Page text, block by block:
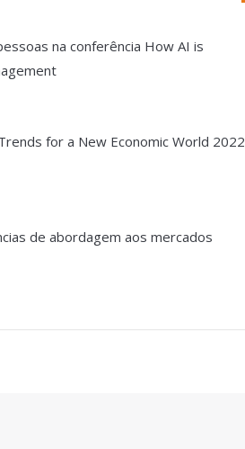
na conferência How AI is
for a New Economic World 2022
de abordagem aos mercados